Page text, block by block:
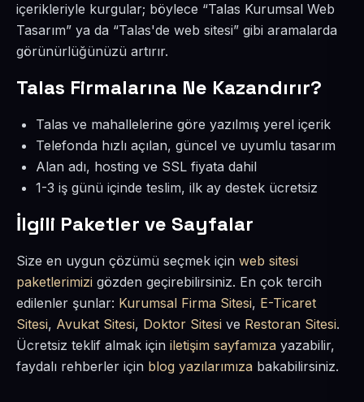
içerikleriyle kurgular; böylece “Talas Kurumsal Web
Tasarım” ya da “Talas'de web sitesi” gibi aramalarda
görünürlüğünüzü artırır.
Talas Firmalarına Ne Kazandırır?
Talas ve mahallelerine göre yazılmış yerel içerik
Telefonda hızlı açılan, güncel ve uyumlu tasarım
Alan adı, hosting ve SSL fiyata dahil
1-3 iş günü içinde teslim, ilk ay destek ücretsiz
İlgili Paketler ve Sayfalar
Size en uygun çözümü seçmek için web sitesi
paketlerimizi gözden geçirebilirsiniz. En çok tercih
edilenler şunlar: Kurumsal Firma Sitesi, E-Ticaret
Sitesi, Avukat Sitesi, Doktor Sitesi ve Restoran Sitesi.
Ücretsiz teklif almak için iletişim sayfamıza yazabilir,
faydalı rehberler için blog yazılarımıza bakabilirsiniz.